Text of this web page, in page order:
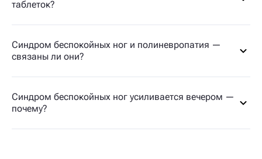
таблеток?
Синдром беспокойных ног и полиневропатия —
связаны ли они?
Синдром беспокойных ног усиливается вечером —
почему?